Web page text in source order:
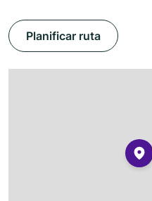
Planificar ruta